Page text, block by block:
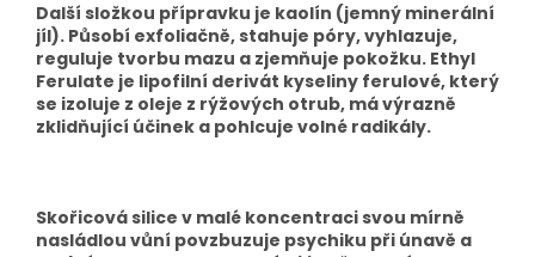
Další složkou přípravku je kaolín (jemný minerální
jíl). Působí exfoliačně, stahuje póry, vyhlazuje,
reguluje tvorbu mazu a zjemňuje pokožku. Ethyl
Ferulate je lipofilní derivát kyseliny ferulové, který
se izoluje z oleje z rýžových otrub, má výrazně
zklidňující účinek a pohlcuje volné radikály.
Skořicová silice v malé koncentraci svou mírně
nasládlou vůní povzbuzuje psychiku při únavě a